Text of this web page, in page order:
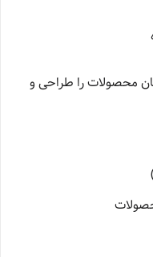
محصولات را طراحی و